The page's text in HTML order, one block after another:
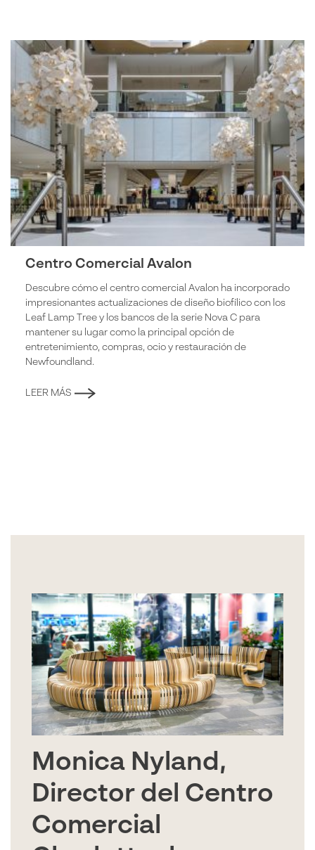
Centro Comercial Avalon
Descubre cómo el centro comercial Avalon ha incorporado
impresionantes actualizaciones de diseño biofílico con los
Leaf Lamp Tree y los bancos de la serie Nova C para
mantener su lugar como la principal opción de
entretenimiento, compras, ocio y restauración de
Newfoundland.
LEER MÁS
Monica Nyland,
Director del Centro
Comercial